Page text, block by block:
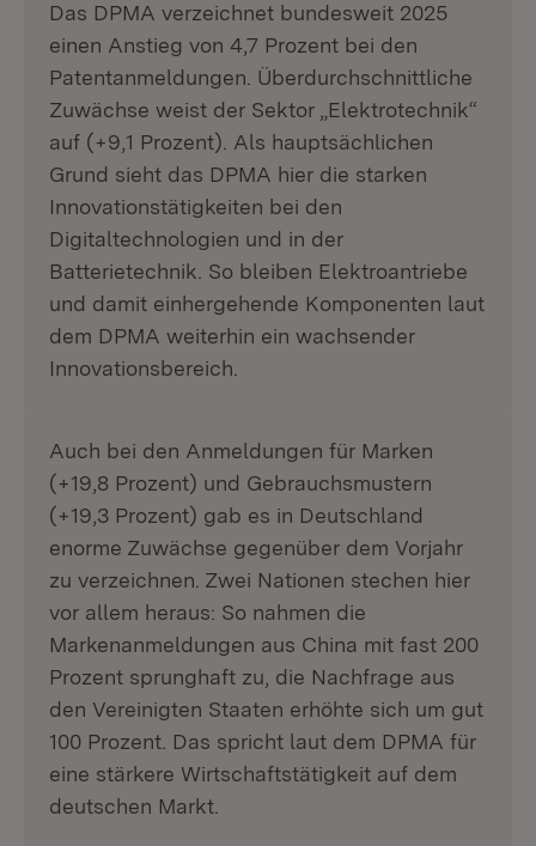
Das DPMA verzeichnet bundesweit 2025
einen Anstieg von 4,7 Prozent bei den
Patentanmeldungen. Überdurchschnittliche
Zuwächse weist der Sektor „Elektrotechnik“
auf (+9,1 Prozent). Als hauptsächlichen
Grund sieht das DPMA hier die starken
Innovationstätigkeiten bei den
Digitaltechnologien und in der
Batterietechnik. So bleiben Elektroantriebe
und damit einhergehende Komponenten laut
dem DPMA weiterhin ein wachsender
Innovationsbereich.
Auch bei den Anmeldungen für Marken
(+19,8 Prozent) und Gebrauchsmustern
(+19,3 Prozent) gab es in Deutschland
enorme Zuwächse gegenüber dem Vorjahr
zu verzeichnen. Zwei Nationen stechen hier
vor allem heraus: So nahmen die
Markenanmeldungen aus China mit fast 200
Prozent sprunghaft zu, die Nachfrage aus
den Vereinigten Staaten erhöhte sich um gut
100 Prozent. Das spricht laut dem DPMA für
eine stärkere Wirtschaftstätigkeit auf dem
deutschen Markt.